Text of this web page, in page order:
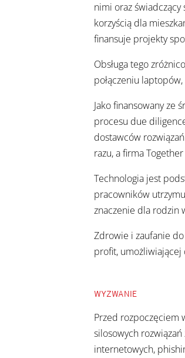
nimi oraz świadczący
korzyścią dla
finansuje projekty
Obsługa tego
połączeniu
Jako finansowany ze
procesu due
dostawców
razu, a firma
Technologia jest
pracowników
znaczenie dla rodzin
Zdrowie i zaufanie
profit, umożliwiającej
WYZWANIE
Przed rozpoczęciem
silosowych
internetowych,